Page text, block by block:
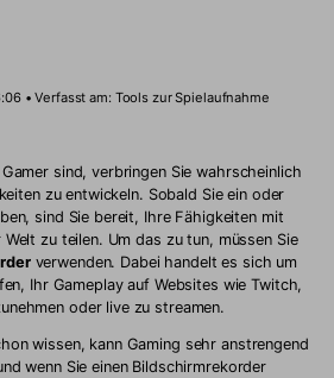
• Verfasst am: Tools zur Spielaufnahme
sind, verbringen Sie wahrscheinlich
zu entwickeln. Sobald Sie ein oder
sind Sie bereit, Ihre Fähigkeiten mit
zu teilen. Um das zu tun, müssen Sie
verwenden. Dabei handelt es sich um
Ihr Gameplay auf Websites wie Twitch,
oder live zu streamen.
wissen, kann Gaming sehr anstrengend
wenn Sie einen Bildschirmrekorder